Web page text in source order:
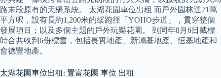
路末段原有的天橋系統。 太湖花園車位出租 而戶外園林達21萬
平方呎，設有長約1,200米的緩跑徑「YOHO步道」，貫穿整個
發展項目；以及多個主題的戶外玩樂花園。 到同年8月6日截標
時合共收到6份標書，包括長實地產、新鴻基地產、恒基地產和
會德豐地產。
太湖花園車位出租: 置富花園 車位 出租